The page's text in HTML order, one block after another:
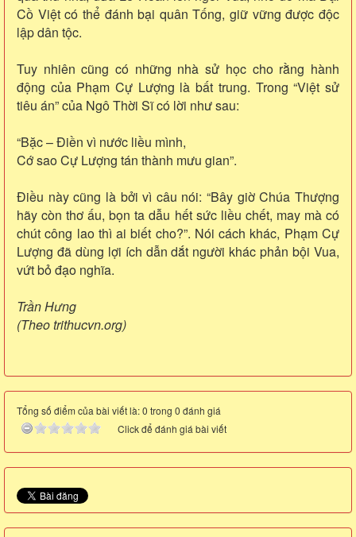
Cồ Việt có thể đánh bại quân Tống, giữ vững được độc
lập dân tộc.
Tuy nhiên cũng có những nhà sử học cho rằng hành
động của Phạm Cự Lượng là bất trung. Trong “Việt sử
tiêu án” của Ngô Thời Sĩ có lời như sau:
“Bặc – Điền vì nước liều mình,
Cớ sao Cự Lượng tán thành mưu gian”.
Điều này cũng là bởi vì câu nói: “Bây giờ Chúa Thượng
hãy còn thơ ấu, bọn ta dẫu hết sức liều chết, may mà có
chút công lao thì ai biết cho?”. Nói cách khác, Phạm Cự
Lượng đã dùng lợi ích dẫn dắt người khác phản bội Vua,
vứt bỏ đạo nghĩa.
Trần Hưng
(Theo trithucvn.org)
Tổng số điểm của bài viết là: 0 trong 0 đánh giá
Click để đánh giá bài viết